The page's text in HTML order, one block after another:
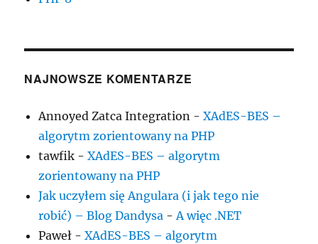
NAJNOWSZE KOMENTARZE
Annoyed Zatca Integration -XAdES-BES –
algorytm zorientowany na PHP
tawfik -XAdES-BES – algorytm
zorientowany na PHP
Jak uczyłem się Angulara (i jak tego nie
robić) – Blog Dandysa -A więc .NET
Paweł -XAdES-BES – algorytm